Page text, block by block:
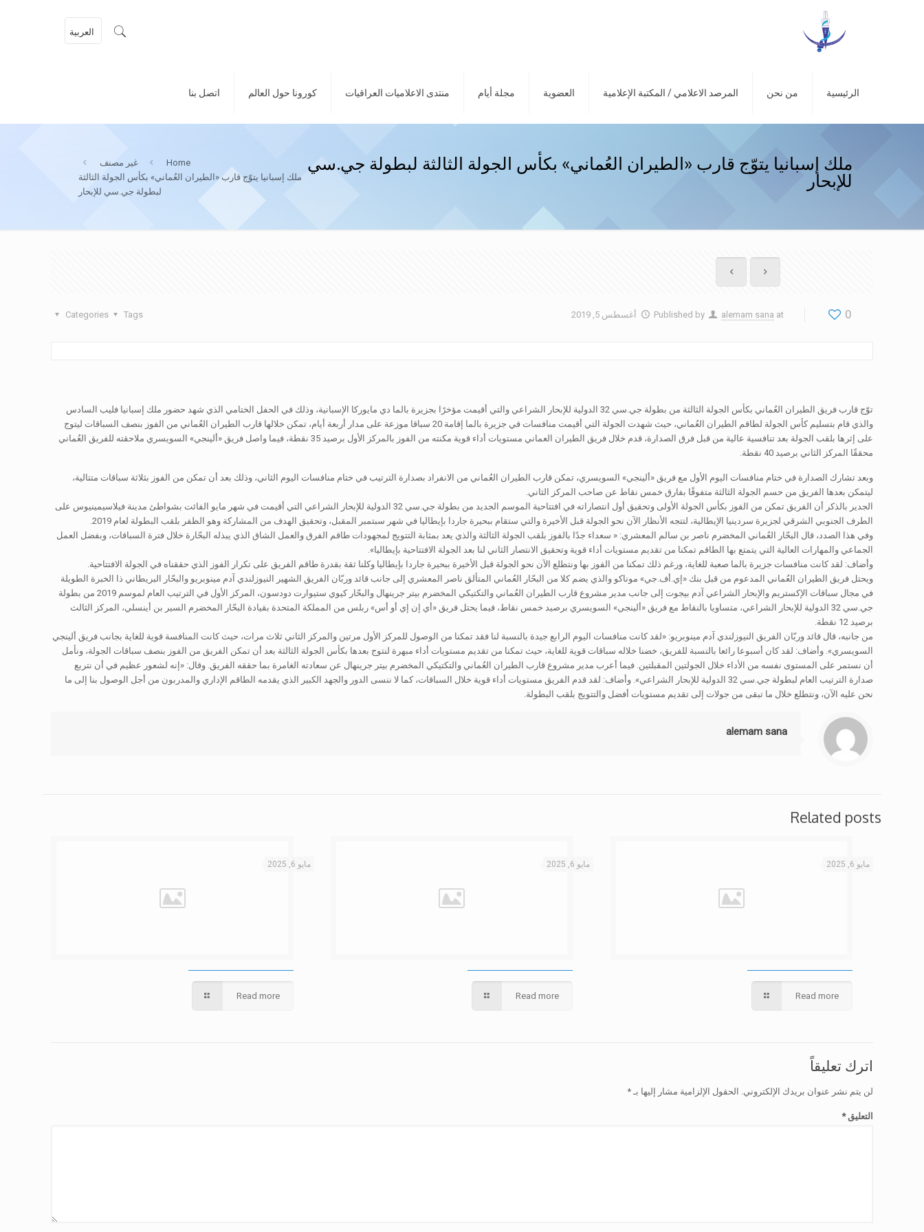
الرئيسية من نحن المرصد الاعلامي / المكتبة الإعلامية العضوية مجلة أيام منتدى الاعلاميات العراقيات كورونا حول العالم اتصل بنا
العربية
ملك إسبانيا يتوّج قارب «الطيران العُماني» بكأس الجولة الثالثة لبطولة جي.سي
للإبحار
Home
غير مصنف
ملك إسبانيا يتوّج قارب «الطيران العُماني» بكأس الجولة الثالثة
لبطولة جي.سي للإبحار
0
Published by alemam sana at أغسطس 5, 2019 Categories Tags
توّج قارب فريق الطيران العُماني بكأس الجولة الثالثة من بطولة جي.سي 32 الدولية للإبحار الشراعي والتي أقيمت مؤخرًا بجزيرة بالما دي مايوركا الإسبانية، وذلك في الحفل الختامي الذي شهد حضور ملك إسبانيا فليب السادس
والذي قام بتسليم كأس الجولة لطاقم الطيران العُماني، حيث شهدت الجولة التي أقيمت منافسات في جزيرة بالما إقامة 20 سباقا موزعة على مدار أربعة أيام، تمكن خلالها قارب الطيران العُماني من الفوز بنصف السباقات ليتوج
على إثرها بلقب الجولة بعد تنافسية عالية من قبل فرق الصدارة، قدم خلال فريق الطيران العماني مستويات أداء قوية مكنته من الفوز بالمركز الأول برصيد 35 نقطة، فيما واصل فريق «ألينجي» السويسري ملاحقته للفريق العُماني
محققًا المركز الثاني برصيد 40 نقطة.
وبعد تشارك الصدارة في ختام منافسات اليوم الأول مع فريق «ألينجي» السويسري، تمكن قارب الطيران العُماني من الانفراد بصدارة الترتيب في ختام منافسات اليوم الثاني، وذلك بعد أن تمكن من الفوز بثلاثة سباقات متتالية،
ليتمكن بعدها الفريق من حسم الجولة الثالثة متفوقًا بفارق خمس نقاط عن صاحب المركز الثاني.
الجدير بالذكر أن الفريق تمكن من الفوز بكأس الجولة الأولى وتحقيق أول انتصاراته في افتتاحية الموسم الجديد من بطولة جي.سي 32 الدولية للإبحار الشراعي التي أقيمت في شهر مايو الفائت بشواطئ مدينة فيلاسيمينيوس على
الطرف الجنوبي الشرقي لجزيرة سردينيا الإيطالية، لتتجه الأنظار الآن نحو الجولة قبل الأخيرة والتي ستقام ببحيرة جاردا بإيطاليا في شهر سبتمبر المقبل، وتحقيق الهدف من المشاركة وهو الظفر بلقب البطولة لعام 2019.
وفي هذا الصدد، قال البحّار العُماني المخضرم ناصر بن سالم المعشري: « سعداء جدًا بالفوز بلقب الجولة الثالثة والذي يعد بمثابة التتويج لمجهودات طاقم الفرق والعمل الشاق الذي يبذله البحّارة خلال فترة السباقات، وبفضل العمل
الجماعي والمهارات العالية التي يتمتع بها الطاقم تمكنا من تقديم مستويات أداء قوية وتحقيق الانتصار الثاني لنا بعد الجولة الافتتاحية بإيطاليا».
وأضاف: لقد كانت منافسات جزيرة بالما صعبة للغاية، ورغم ذلك تمكنا من الفوز بها ونتطلع الآن نحو الجولة قبل الأخيرة ببحيرة جاردا بإيطاليا وكلنا ثقة بقدرة طاقم الفريق على تكرار الفوز الذي حققناه في الجولة الافتتاحية.
ويحتل فريق الطيران العُماني المدعوم من قبل بنك «إي.أف.جي» موناكو والذي يضم كلا من البحّار العُماني المتألق ناصر المعشري إلى جانب قائد وربّان الفريق الشهير النيوزلندي آدم مينوبريو والبحّار البريطاني ذا الخبرة الطويلة
في مجال سباقات الإكستريم والإبحار الشراعي آدم بيجوت إلى جانب مدير مشروع قارب الطيران العُماني والتكتيكي المخضرم بيتر جرينهال والبحّار كيوي ستيوارت دودسون، المركز الأول في الترتيب العام لموسم 2019 من بطولة
جي.سي 32 الدولية للإبحار الشراعي، متساويا بالنقاط مع فريق «ألينجي» السويسري برصيد خمس نقاط، فيما يحتل فريق «أي إن إي أو أس» ربلس من المملكة المتحدة بقيادة البحّار المخضرم السير بن أينسلي، المركز الثالث
برصيد 12 نقطة.
من جانبه، قال قائد وربّان الفريق النيوزلندي آدم مينوبريو: «لقد كانت منافسات اليوم الرابع جيدة بالنسبة لنا فقد تمكنا من الوصول للمركز الأول مرتين والمركز الثاني ثلاث مرات، حيث كانت المنافسة قوية للغاية بجانب فريق ألينجي
السويسري». وأضاف: لقد كان أسبوعا رائعا بالنسبة للفريق، خضنا خلاله سباقات قوية للغاية، حيث تمكنا من تقديم مستويات أداء مبهرة لنتوج بعدها بكأس الجولة الثالثة بعد أن تمكن الفريق من الفوز بنصف سباقات الجولة، ونأمل
أن نستمر على المستوى نفسه من الأداء خلال الجولتين المقبلتين. فيما أعرب مدير مشروع قارب الطيران العُماني والتكتيكي المخضرم بيتر جرينهال عن سعادته الغامرة بما حققه الفريق. وقال: «إنه لشعور عظيم في أن نتربع
صدارة الترتيب العام لبطولة جي.سي 32 الدولية للإبحار الشراعي». وأضاف: لقد قدم الفريق مستويات أداء قوية خلال السباقات، كما لا ننسى الدور والجهد الكبير الذي يقدمه الطاقم الإداري والمدربون من أجل الوصول بنا إلى ما
نحن عليه الآن، ونتطلع خلال ما تبقى من جولات إلى تقديم مستويات أفضل والتتويج بلقب البطولة.
alemam sana
Related posts
مايو 6, 2025
Read more
مايو 6, 2025
Read more
مايو 6, 2025
Read more
اترك تعليقاً
لن يتم نشر عنوان بريدك الإلكتروني. الحقول الإلزامية مشار إليها بـ*
التعليق*